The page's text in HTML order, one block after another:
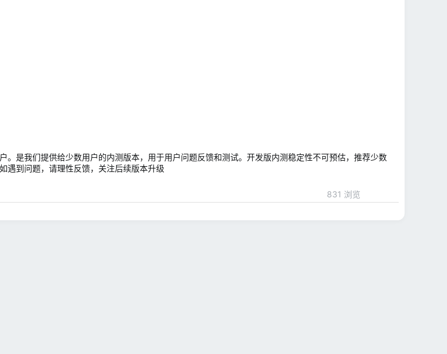
是我们提供给少数用户的内测版本，用于用户问题反馈和测试。开发版内测稳定性不可预估，推荐少数
遇到问题，请理性反馈，关注后续版本升级
831 浏览